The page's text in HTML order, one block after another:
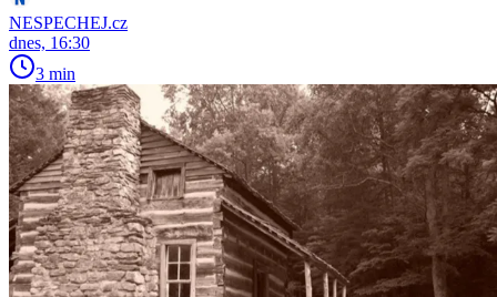
NESPECHEJ.cz
dnes, 16:30
3 min